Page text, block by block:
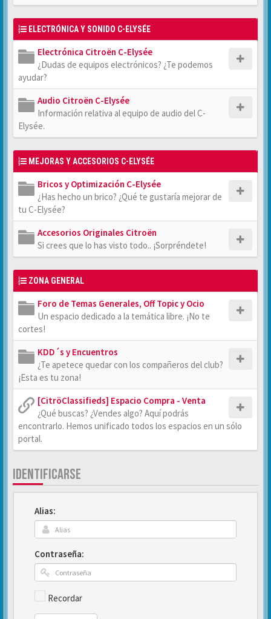
ELECTRÓNICA Y SONIDO C-ELYSÉE
Electrónica Citroën C-Elysée
¿Dudas de equipos electrónicos? ¿Te podemos
ayudar?
Audio Citroën C-Elysée
Información relativa al equipo de audio del C-
Elysée.
MEJORAS Y ACCESORIOS C-ELYSÉE
Bricos y Optimización C-Elysée
¿Has hecho un brico? ¿Qué te gustaría mejorar de
tu C-Elysée?
Accesorios Originales Citroën
Si crees que lo has visto todo.. ¡Sorpréndete!
ZONA GENERAL
Foro de Temas Generales, Off Topic y Ocio
Un espacio dedicado a la temática libre. ¡No te
cortes!
KDD´s y Encuentros
¿Te apetece quedar con los compañeros del club?
¡Esta es tu zona!
[CitröClassifieds] Espacio Compra - Venta
¿Qué buscas? ¿Vendes algo? Aquí podrás
encontrarlo. Hemos unificado todos los espacios en un sólo
portal.
IDENTIFICARSE
Alias:
Contraseña:
Recordar